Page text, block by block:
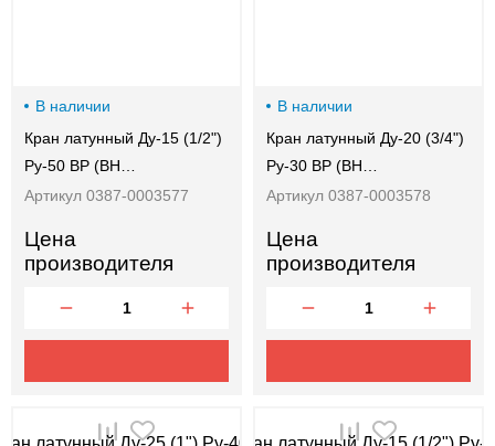
В наличии
Кран латунный Ду-15 (1/2")
Ру-50 ВР (ВН…
Артикул 0387-0003577
Цена
производителя
В наличии
Кран латунный Ду-20 (3/4")
Ру-30 ВР (ВН…
Артикул 0387-0003578
Цена
производителя